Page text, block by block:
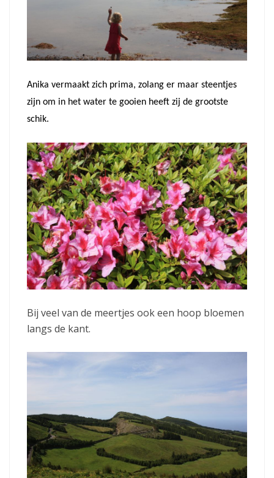
Anika vermaakt zich prima, zolang er maar steentjes
zijn om in het water te gooien heeft zij de grootste
schik.
Bij veel van de meertjes ook een hoop bloemen
langs de kant.